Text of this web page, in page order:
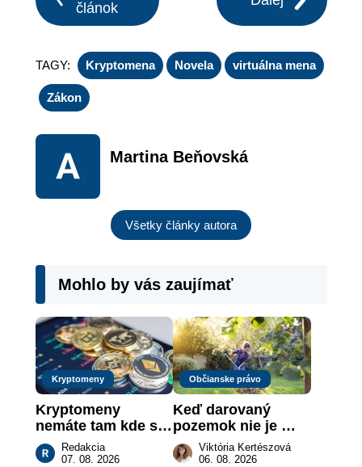
článok
TAGY: Kryptomena Novela virtuálna mena
Zákon
Martina Beňovská
Všetky články autora
Mohlo by vás zaujímať
Kryptomeny
Kryptomeny
nemáte tam kde si
myslíte: Viete, kde
sa naozaj
Redakcia
07. 08. 2026
Občianske právo
Keď darovaný
pozemok nie je
„hotová vec“: kedy
môže darca žiadať
Viktória Kertészová
06. 08. 2026